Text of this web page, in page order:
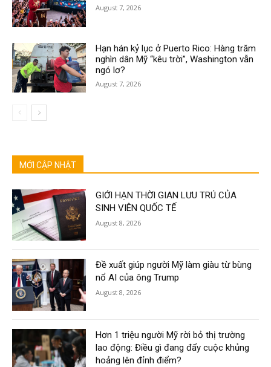
August 7, 2026
Hạn hán kỷ lục ở Puerto Rico: Hàng trăm
nghìn dân Mỹ “kêu trời”, Washington vẫn
ngó lơ?
August 7, 2026
MỚI CẬP NHẬT
GIỚI HẠN THỜI GIAN LƯU TRÚ CỦA
SINH VIÊN QUỐC TẾ
August 8, 2026
Đề xuất giúp người Mỹ làm giàu từ bùng
nổ AI của ông Trump
August 8, 2026
Hơn 1 triệu người Mỹ rời bỏ thị trường
lao động: Điều gì đang đẩy cuộc khủng
hoảng lên đỉnh điểm?